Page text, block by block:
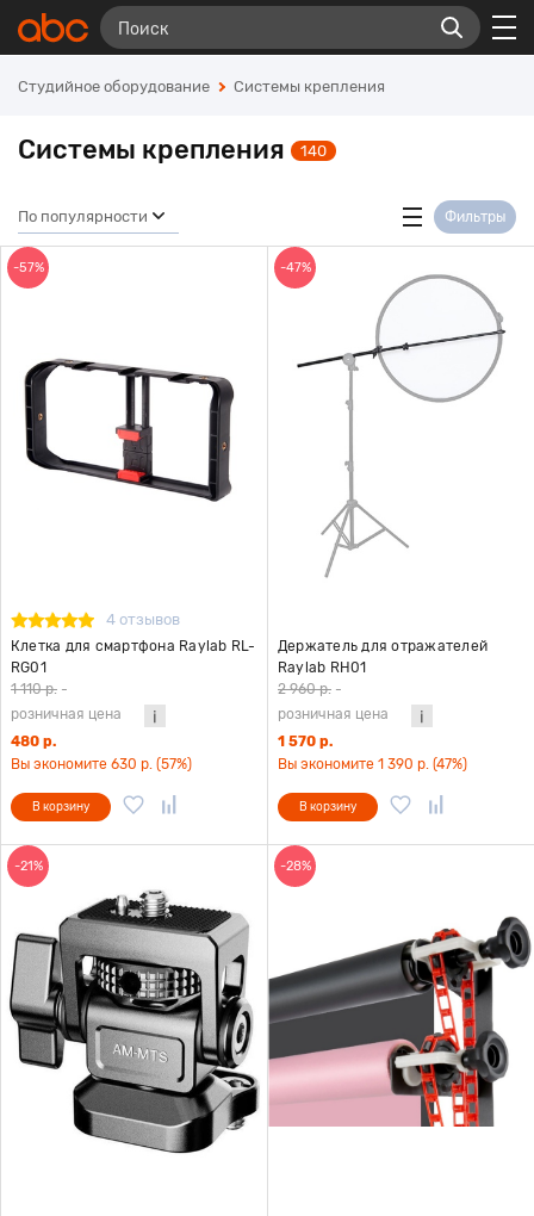
Студийное оборудование Системы крепления
Системы крепления 140
По популярности Фильтры
-57%
4 отзывов
Клетка для смартфона Raylab RL-
RG01
1 110 р. -
розничная цена
480 р.
Вы экономите 630 р. (57%)
В корзину
-47%
Держатель для отражателей
Raylab RH01
2 960 р. -
розничная цена
1 570 р.
Вы экономите 1 390 р. (47%)
В корзину
-21% -28%